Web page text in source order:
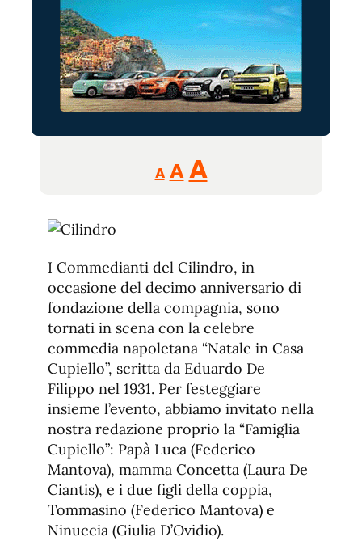
A
Reducir
tamaño
A Restablecer
AAumentar
fuente.
I Commedianti del Cilindro, in
occasione del decimo anniversario di
fondazione della compagnia, sono
tornati in scena con la celebre
commedia napoletana “Natale in Casa
Cupiello”, scritta da Eduardo De
Filippo nel 1931. Per festeggiare
insieme l’evento, abbiamo invitato nella
nostra redazione proprio la “Famiglia
Cupiello”: Papà Luca (Federico
Mantova), mamma Concetta (Laura De
Ciantis), e i due figli della coppia,
Tommasino (Federico Mantova) e
Ninuccia (Giulia D’Ovidio).